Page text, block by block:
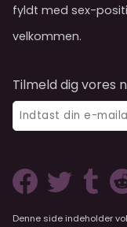
fyldt med sex-
velkommen.
Tilmeld dig vores
Denne side indeholder